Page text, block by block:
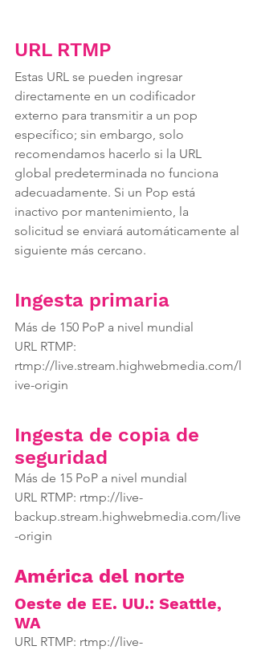
URL RTMP
Estas URL se pueden ingresar
directamente en un codificador
externo para transmitir a un pop
específico; sin embargo, solo
recomendamos hacerlo si la URL
global predeterminada no funciona
adecuadamente. Si un Pop está
inactivo por mantenimiento, la
solicitud se enviará automáticamente al
siguiente más cercano.
Ingesta primaria
Más de 150 PoP a nivel mundial
URL RTMP:
rtmp://live.stream.highwebmedia.com/l
ive-origin
Ingesta de copia de
seguridad
Más de 15 PoP a nivel mundial
URL RTMP: rtmp://live-
backup.stream.highwebmedia.com/live
-origin
América del norte
Oeste de EE. UU.: Seattle,
WA
URL RTMP: rtmp://live-